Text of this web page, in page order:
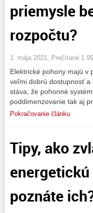
priemysle
rozpočtu?
1. mája 2021, Prečítané 1
Elektrické pohony majú v
veľmi dobrú dostupnosť a
stáva, že pohonné
poddimenzovanie tak aj
Pokračovanie článku
Tipy, ako
poznáte